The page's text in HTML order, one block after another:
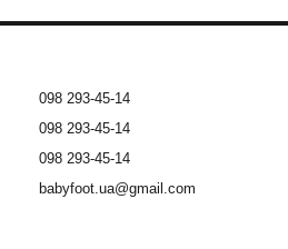
098 293-45-14
098 293-45-14
098 293-45-14
babyfoot.ua@gmail.com